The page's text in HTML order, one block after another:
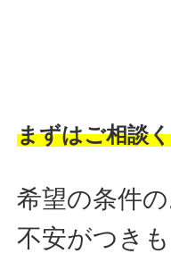
まずはご相談
希望の条件
不安がつき